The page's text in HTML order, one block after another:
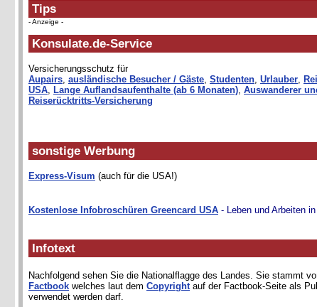
Tips
- Anzeige -
Konsulate.de-Service
Versicherungsschutz für
Aupairs, ausländische Besucher / Gäste, Studenten, Urlauber,
USA, Lange Auflandsaufenthalte (ab 6 Monaten), Auswanderer
Reiserücktritts-Versicherung
sonstige Werbung
Express-Visum (auch für die USA!)
Kostenlose Infobroschüren Greencard USA - Leben und Arbeiten
Infotext
Nachfolgend sehen Sie die Nationalflagge des Landes. Sie stammt
Factbook welches laut dem Copyrightauf der Factbook-Seite als
verwendet werden darf.